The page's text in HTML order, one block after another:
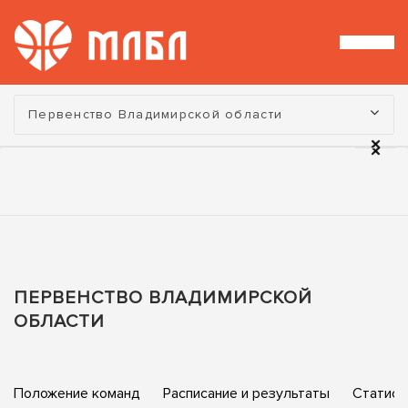
Турнир:
Первенство Владимирской области
ПЕРВЕНСТВО ВЛАДИМИРСКОЙ
ОБЛАСТИ
Положение команд Расписание и результаты